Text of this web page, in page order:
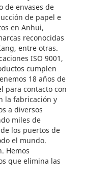
de envases de
de papel e
en Anhui,
reconocidas
entre otras.
ISO 9001,
cumplen
18 años de
para contacto con
la fabricación y
a diversos
miles de
los puertos de
el mundo.
Hemos
que elimina las